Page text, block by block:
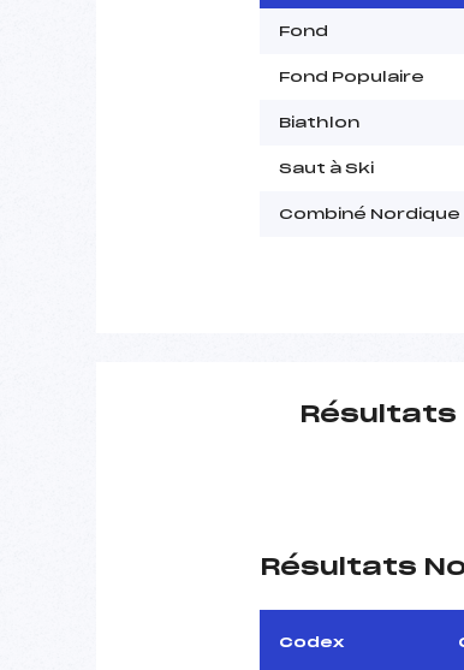
Fond
Fond Populaire
Biathlon
Saut à Ski
Combiné Nordique
Résultats
Résultats
Codex